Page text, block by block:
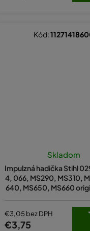
Impulzná hadička Stihl
4, 066, MS290, MS310,
640, MS650, MS660
Skladom
€3,05 bez DPH
€3,75
Kód: